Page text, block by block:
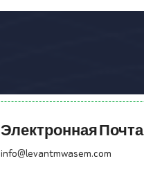
Электронная Почта
info@levantmwasem.com